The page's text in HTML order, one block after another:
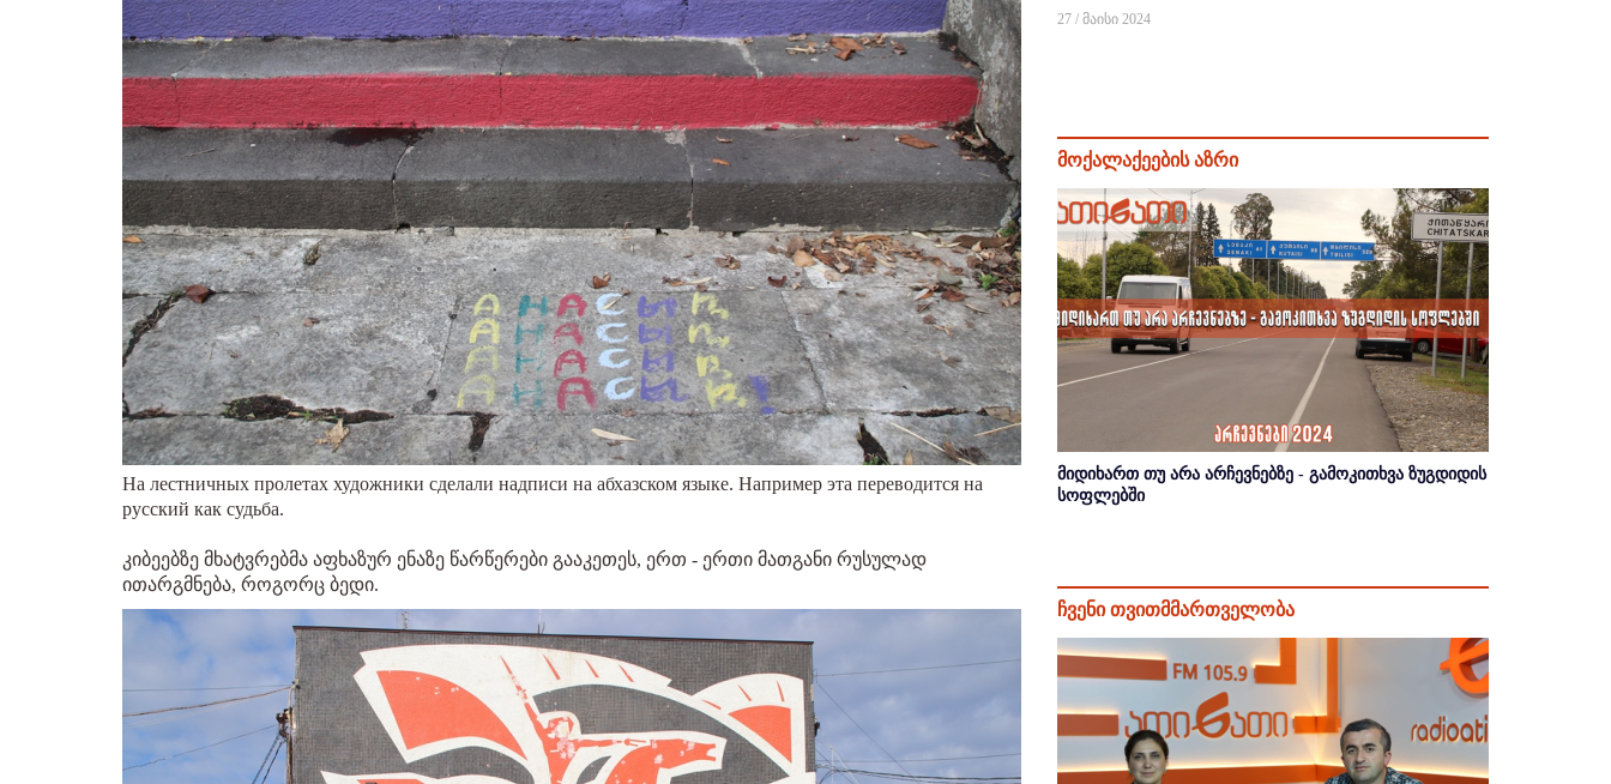
На лестничных пролетах художники сделали надписи на абхазском языке. Например эта переводится на
русский как судьба.
კიბეებზე მხატვრებმა აფხაზურ ენაზე წარწერები გააკეთეს, ერთ - ერთი მათგანი რუსულად
ითარგმნება, როგორც ბედი.
27 / მაისი 2024
მოქალაქეების აზრი
მიდიხართ თუ არა არჩევნებზე - გამოკითხვა ზუგდიდის
სოფლებში
ჩვენი თვითმმართველობა